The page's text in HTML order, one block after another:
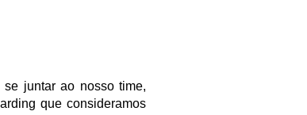
juntar ao nosso time,
que consideramos